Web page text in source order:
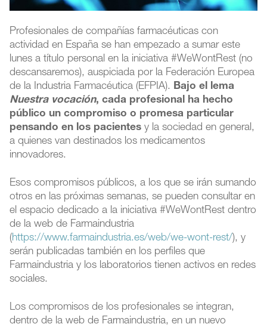
Profesionales de compañías farmacéuticas con
actividad en España se han empezado a sumar este
lunes a título personal en la iniciativa #WeWontRest (no
descansaremos), auspiciada por la Federación Europea
de la Industria Farmacéutica (EFPIA). Bajo el lema
Nuestra vocación, cada profesional ha hecho
público un compromiso o promesa particular
pensando en los pacientes y la sociedad en general,
a quienes van destinados los medicamentos
innovadores.
Esos compromisos públicos, a los que se irán sumando
otros en las próximas semanas, se pueden consultar en
el espacio dedicado a la iniciativa #WeWontRest dentro
de la web de Farmaindustria
(https://www.farmaindustria.es/web/we-wont-rest/), y
serán publicadas también en los perfiles que
Farmaindustria y los laboratorios tienen activos en redes
sociales.
Los compromisos de los profesionales se integran,
dentro de la web de Farmaindustria, en un nuevo